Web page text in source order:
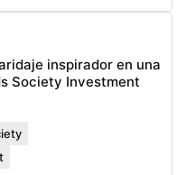
inspirador en una
Society Investment